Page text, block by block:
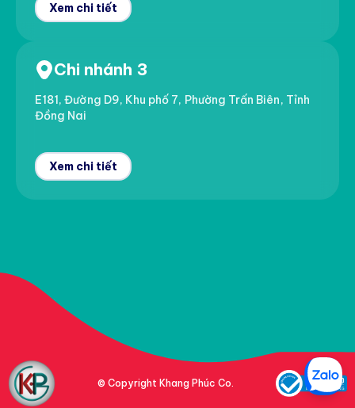
Xem chi tiết
Chi nhánh 3
E181, Đường D9, Khu phố 7, Phường Trấn Biên, Tỉnh
Đồng Nai
Xem chi tiết
© Copyright Khang Phúc Co.